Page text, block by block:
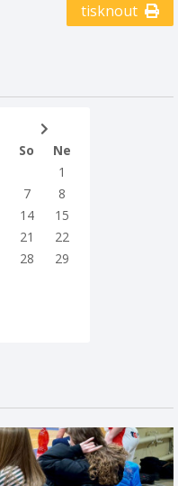
tisknout
So
Ne
1
7
8
14
15
21
22
28
29